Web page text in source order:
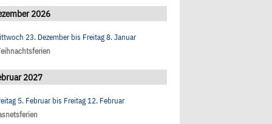
2026
23. Dezemberbis Freitag 8. Januar
2027
5. Februarbis Freitag 12. Februar